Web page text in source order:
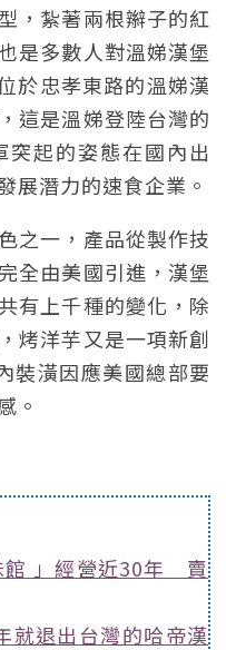
，紮著兩根辮子的紅
是多數人對溫娣漢堡
於忠孝東路的溫娣漢
這是溫娣登陸台灣的
起的姿態在國內出
展潛力的速食企業。
之一，產品從製作技
全由美國引進，漢堡
有上千種的變化，除
烤洋芋又是一項新創
裝潢因應美國總部要
。
館 」經營近30年 賣
就退出台灣的哈帝漢